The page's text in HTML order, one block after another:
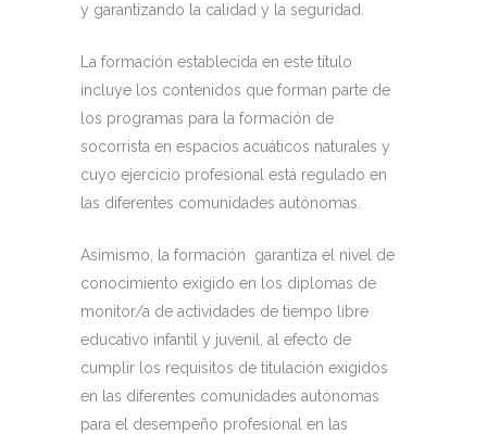
y garantizando la calidad y la seguridad.
La formación establecida en este título
incluye los contenidos que forman parte de
los programas para la formación de
socorrista en espacios acuáticos naturales y
cuyo ejercicio profesional está regulado en
las diferentes comunidades autónomas.
Asimismo, la formación garantiza el nivel de
conocimiento exigido en los diplomas de
monitor/a de actividades de tiempo libre
educativo infantil y juvenil, al efecto de
cumplir los requisitos de titulación exigidos
en las diferentes comunidades autónomas
para el desempeño profesional en las